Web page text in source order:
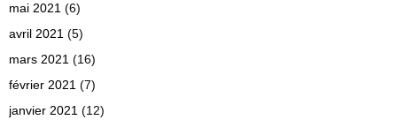
mai 2021 (6)
avril 2021 (5)
mars 2021 (16)
février 2021 (7)
janvier 2021 (12)